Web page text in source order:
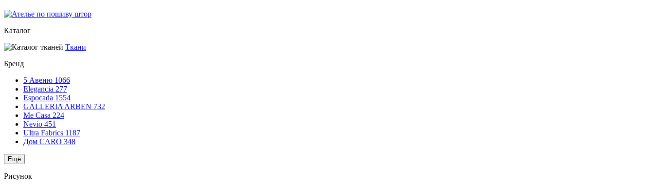
Каталог
Ткани
Бренд
5 Авеню 1066
Elegancia 277
Espocada 1554
GALLERIA ARBEN 732
Me Casa 224
Nevio 451
Ultra Fabrics 1187
Дом CARO 348
Ещё
Рисунок